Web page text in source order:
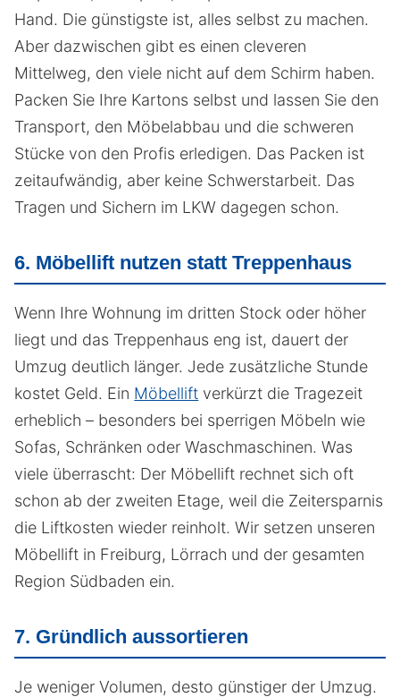
Hand. Die günstigste ist, alles selbst zu machen.
Aber dazwischen gibt es einen cleveren
Mittelweg, den viele nicht auf dem Schirm haben.
Packen Sie Ihre Kartons selbst und lassen Sie den
Transport, den Möbelabbau und die schweren
Stücke von den Profis erledigen. Das Packen ist
zeitaufwändig, aber keine Schwerstarbeit. Das
Tragen und Sichern im LKW dagegen schon.
6. Möbellift nutzen statt Treppenhaus
Wenn Ihre Wohnung im dritten Stock oder höher
liegt und das Treppenhaus eng ist, dauert der
Umzug deutlich länger. Jede zusätzliche Stunde
kostet Geld. Ein Möbellift verkürzt die Tragezeit
erheblich – besonders bei sperrigen Möbeln wie
Sofas, Schränken oder Waschmaschinen. Was
viele überrascht: Der Möbellift rechnet sich oft
schon ab der zweiten Etage, weil die Zeitersparnis
die Liftkosten wieder reinholt. Wir setzen unseren
Möbellift in Freiburg, Lörrach und der gesamten
Region Südbaden ein.
7. Gründlich aussortieren
Je weniger Volumen, desto günstiger der Umzug.